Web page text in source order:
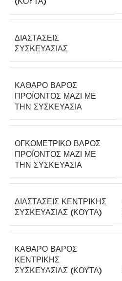
ΔΙΑΣΤΆΣΕΙΣ
ΣΥΣΚΕΥΑΣΊΑΣ
ΚΑΘΑΡΌ ΒΆΡΟΣ
ΠΡΟΪΌΝΤΟΣ ΜΑΖΊ ΜΕ
ΤΗΝ ΣΥΣΚΕΥΑΣΊΑ
ΟΓΚΟΜΕΤΡΙΚΌ ΒΆΡΟΣ
ΠΡΟΪΌΝΤΟΣ ΜΑΖΊ ΜΕ
ΤΗΝ ΣΥΣΚΕΥΑΣΊΑ
ΔΙΑΣΤΆΣΕΙΣ ΚΕΝΤΡΙΚΉΣ
ΣΥΣΚΕΥΑΣΊΑΣ (ΚΟΎΤΑ)
ΚΑΘΑΡΌ ΒΆΡΟΣ
ΚΕΝΤΡΙΚΉΣ
ΣΥΣΚΕΥΑΣΊΑΣ (ΚΟΎΤΑ)